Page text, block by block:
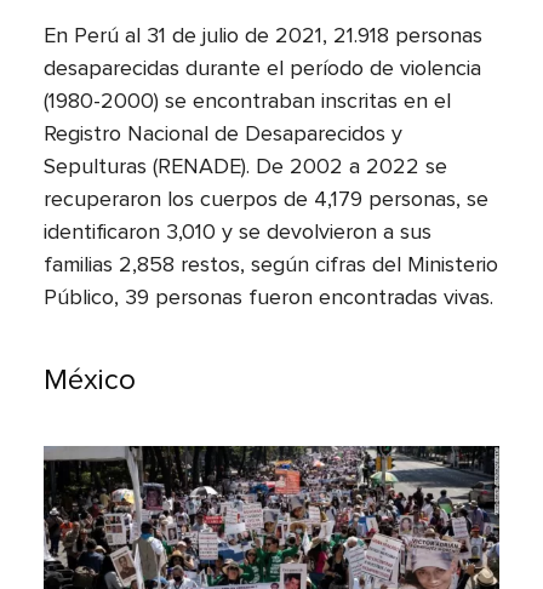
En Perú al 31 de julio de 2021, 21.918 personas
desaparecidas durante el período de violencia
(1980-2000) se encontraban inscritas en el
Registro Nacional de Desaparecidos y
Sepulturas (RENADE). De 2002 a 2022 se
recuperaron los cuerpos de 4,179 personas, se
identificaron 3,010 y se devolvieron a sus
familias 2,858 restos, según cifras del Ministerio
Público, 39 personas fueron encontradas vivas.
México